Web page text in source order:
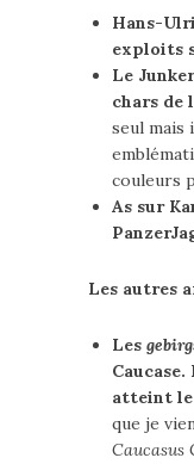
Hans-
exploits
Le
chars de
seul mais
couleurs
As sur
Les autres
Les
atteint
que je
Caucasus